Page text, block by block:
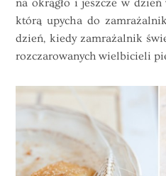
na okrągło i jeszcze w
którą upycha do
dzień, kiedy zamrażalnik
rozczarowanych wielbicieli